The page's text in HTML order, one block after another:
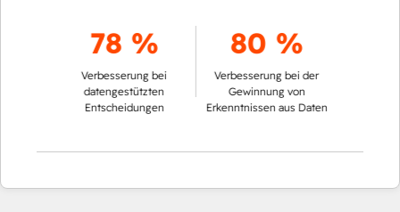
78 %
Verbesserung bei
datengestützten
Entscheidungen
80 %
Verbesserung bei der
Gewinnung von
Erkenntnissen aus Daten